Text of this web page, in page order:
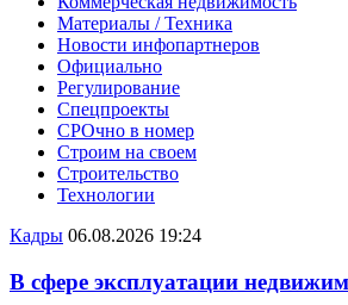
Материалы / Техника
Новости инфопартнеров
Официально
Регулирование
Спецпроекты
СРОчно в номер
Строим на своем
Строительство
Технологии
Кадры 06.08.2026 19:24
В сфере эксплуатации